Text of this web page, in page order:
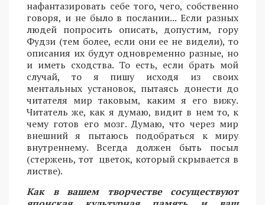
нафантазировать себе того, чего, собственно
говоря, и не было в послании... Если разных
людей попросить описать, допустим, гору
Фудзи (тем более, если они ее не видели), то
описания их будут одновременно разные, но
и иметь сходства. То есть, если брать мой
случай, то я пишу исходя из своих
ментальных установок, пытаясь донести до
читателя мир таковым, каким я его вижу.
Читатель же, как я думаю, видит в нем то, к
чему готов его мозг. Думаю, что через мир
внешний я пытаюсь подобраться к миру
внутреннему. Всегда должен быть посыл
(стержень, тот цветок, который скрывается в
листве).
Как в вашем творчестве сосуществуют